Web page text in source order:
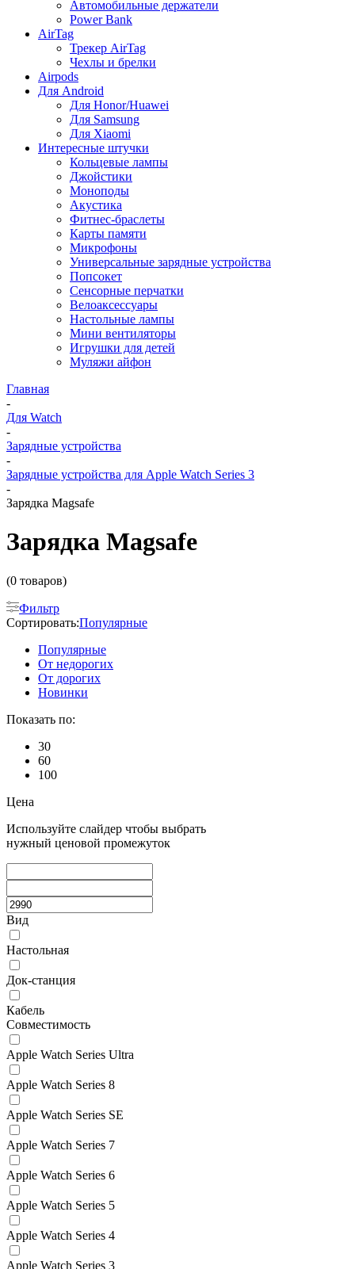
Автомобильные держатели
Power Bank
AirTag
Трекер AirTag
Чехлы и брелки
Airpods
Для Android
Для Honor/Huawei
Для Samsung
Для Xiaomi
Интересные штучки
Кольцевые лампы
Джойстики
Моноподы
Акустика
Фитнес-браслеты
Карты памяти
Микрофоны
Универсальные зарядные устройства
Попсокет
Сенсорные перчатки
Велоаксессуары
Настольные лампы
Мини вентиляторы
Игрушки для детей
Муляжи айфон
Главная
-
Для Watch
-
Зарядные устройства
-
Зарядные устройства для Apple Watch Series 3
-
Зарядка Magsafe
Зарядка Magsafe
(0 товаров)
Фильтр
Сортировать:Популярные
Популярные
От недорогих
От дорогих
Новинки
Показать по:
30
60
100
Цена
Используйте слайдер чтобы выбрать
нужный ценовой промежуток
Вид
Настольная
Док-станция
Кабель
Совместимость
Apple Watch Series Ultra
Apple Watch Series 8
Apple Watch Series SE
Apple Watch Series 7
Apple Watch Series 6
Apple Watch Series 5
Apple Watch Series 4
Apple Watch Series 3